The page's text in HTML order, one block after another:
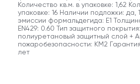
Количество кв.м. в упаковке: 1,62
упаковке: 16 Наличии подложки: да,
эмиссии формальдегида: E1
EN429: 0.60 Тип защитного
полиуретановый защитный слой +
пожаробезопасности: КМ2
лет